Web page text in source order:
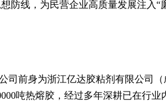
防线，为民营企业高质量发展注入“
司前身为浙江亿达胶粘剂有限公司（
吨热熔胶，经过多年深耕已在行